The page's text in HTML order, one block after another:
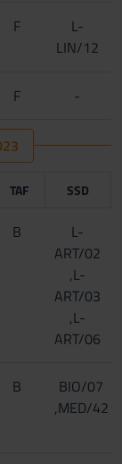
F
L-
LIN/12
F -
TAF SSD
B
L-
ART/02
,L-
ART/03
,L-
ART/06
B
BIO/07
,MED/42